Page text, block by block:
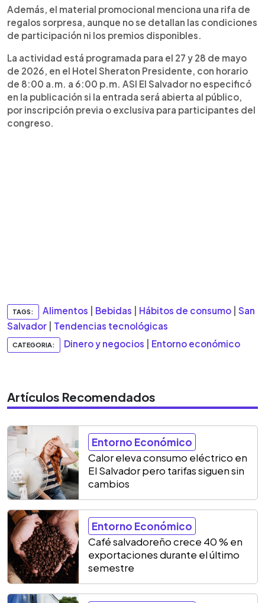
Además, el material promocional menciona una rifa de
regalos sorpresa, aunque no se detallan las condiciones
de participación ni los premios disponibles.
La actividad está programada para el 27 y 28 de mayo
de 2026, en el Hotel Sheraton Presidente, con horario
de 8:00 a.m. a 6:00 p.m. ASI El Salvador no especificó
en la publicación si la entrada será abierta al público,
por inscripción previa o exclusiva para participantes del
congreso.
TAGS: Alimentos Bebidas Hábitos de consumo
San
Salvador
Tendencias tecnológicas
CATEGORIA: Dinero y negocios Entorno económico
Artículos Recomendados
Entorno Económico
Calor eleva consumo eléctrico en
El Salvador pero tarifas siguen sin
cambios
Entorno Económico
Café salvadoreño crece 40 % en
exportaciones durante el último
semestre